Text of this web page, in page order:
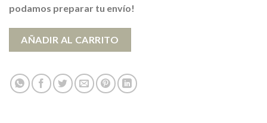
podamos preparar tu envío!
AÑADIR AL CARRITO